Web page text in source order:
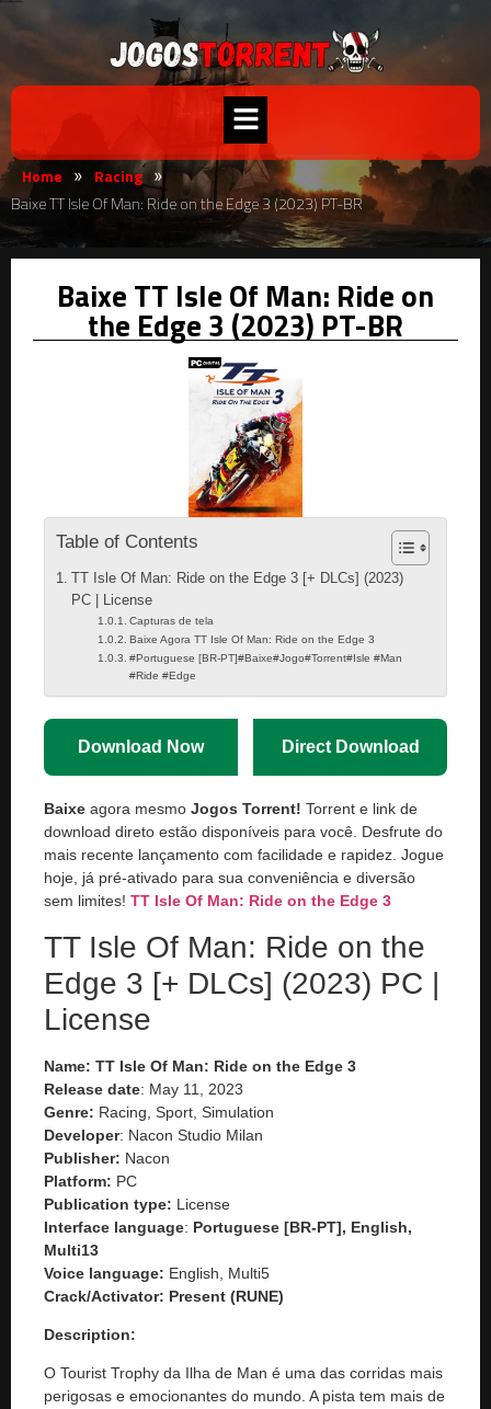
Home » Racing »
Baixe TT Isle Of Man: Ride on the Edge 3 (2023) PT-BR
Baixe TT Isle Of Man: Ride on
the Edge 3 (2023) PT-BR
Table of Contents
TT Isle Of Man: Ride on the Edge 3 [+ DLCs] (2023)
PC | License
Capturas de tela
Baixe Agora TT Isle Of Man: Ride on the Edge 3
#Portuguese [BR-PT]#Baixe#Jogo#Torrent#Isle #Man
#Ride #Edge
Download Now Direct Download
Baixe agora mesmo Jogos Torrent! Torrent e link de
download direto estão disponíveis para você. Desfrute do
mais recente lançamento com facilidade e rapidez. Jogue
hoje, já pré-ativado para sua conveniência e diversão
sem limites! TT Isle Of Man: Ride on the Edge 3
TT Isle Of Man: Ride on the
Edge 3 [+ DLCs] (2023) PC |
License
Name: TT Isle Of Man: Ride on the Edge 3
Release date: May 11, 2023
Genre: Racing, Sport, Simulation
Developer: Nacon Studio Milan
Publisher: Nacon
Platform: PC
Publication type: License
Interface language: Portuguese [BR-PT], English,
Multi13
Voice language: English, Multi5
Crack/Activator: Present (RUNE)
Description:
O Tourist Trophy da Ilha de Man é uma das corridas mais
perigosas e emocionantes do mundo. A pista tem mais de